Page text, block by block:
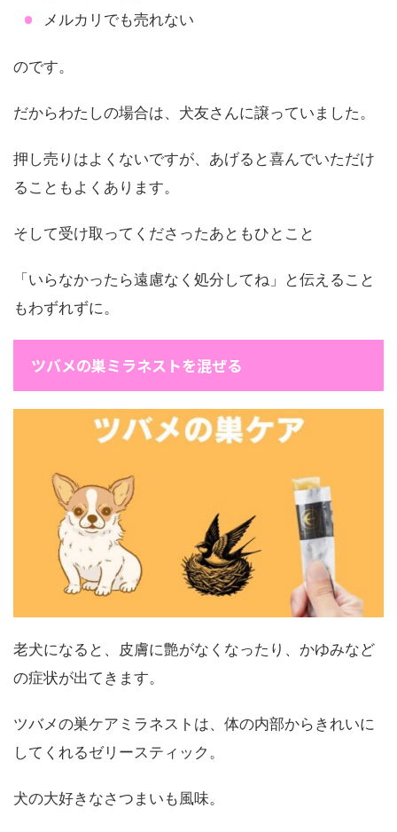
メルカリでも売れない
のです。
だからわたしの場合は、犬友さんに譲っていました。
押し売りはよくないですが、あげると喜んでいただけ
ることもよくあります。
そして受け取ってくださったあともひとこと
「いらなかったら遠慮なく処分してね」と伝えること
もわずれずに。
ツバメの巣ミラネストを混ぜる
老犬になると、皮膚に艶がなくなったり、かゆみなど
の症状が出てきます。
ツバメの巣ケアミラネストは、体の内部からきれいに
してくれるゼリースティック。
犬の大好きなさつまいも風味。